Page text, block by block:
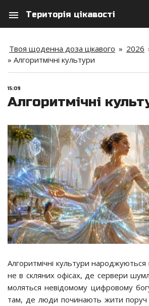
menu Територія цікавості
Твоя щоденна доза цікавого » 2026
» Алгоритмічні культури
15:09
Алгоритмічні
Алгоритмічні культури народжуються
не в скляних офісах, де сервери
моляться невідомому цифровому
там, де люди починають жити поруч